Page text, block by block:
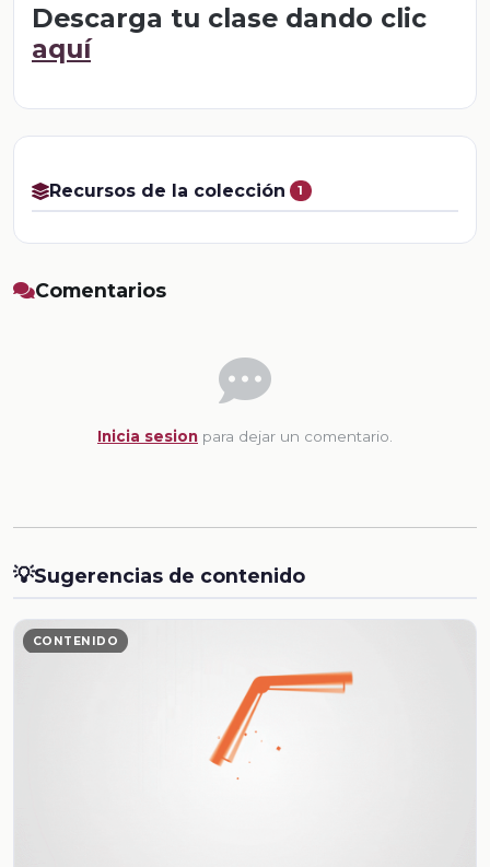
Descarga tu clase dando clic
aquí
Recursos de la colección 1
Comentarios
Inicia sesion para dejar un comentario.
💡Sugerencias de contenido
CONTENIDO